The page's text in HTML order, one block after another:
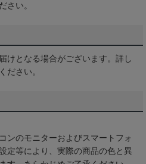
さい。
けとなる場合がございます。詳し
ださい。
ンのモニターおよびスマートフォ
定等により、実際の商品の色と異